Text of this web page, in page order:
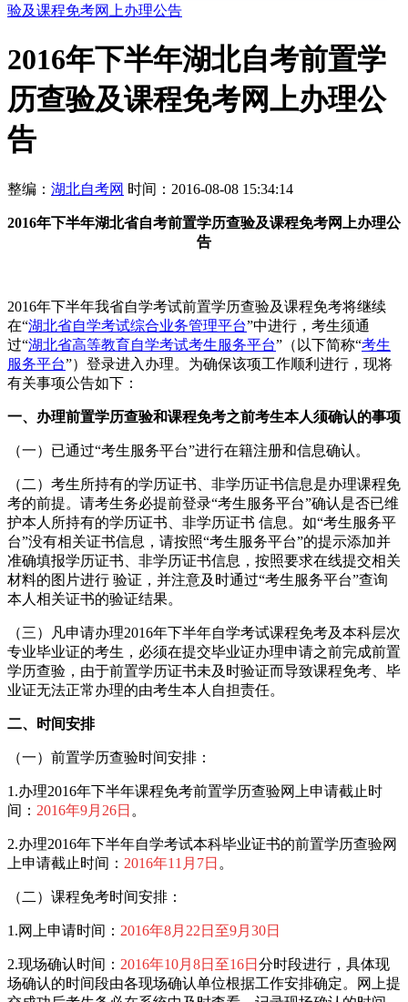
验及课程免考网上办理公告
2016年下半年湖北自考前置学
历查验及课程免考网上办理公
告
整编： 湖北自考网 时间：2016-08-08 15:34:14
2016年下半年湖北省自考前置学历查验及课程免考网上办理公
告
2016年下半年我省自学考试前置学历查验及课程免考将继续
在“湖北省自学考试综合业务管理平台”中进行，考生须通
过“湖北省高等教育自学考试考生服务平台”（以下简称“考生
服务平台”）登录进入办理。为确保该项工作顺利进行，现将
有关事项公告如下：
一、办理前置学历查验和课程免考之前考生本人须确认的事项
（一）已通过“考生服务平台”进行在籍注册和信息确认。
（二）考生所持有的学历证书、非学历证书信息是办理课程免
考的前提。请考生务必提前登录“考生服务平台”确认是否已维
护本人所持有的学历证书、非学历证书 信息。如“考生服务平
台”没有相关证书信息，请按照“考生服务平台”的提示添加并
准确填报学历证书、非学历证书信息，按照要求在线提交相关
材料的图片进行 验证，并注意及时通过“考生服务平台”查询
本人相关证书的验证结果。
（三）凡申请办理2016年下半年自学考试课程免考及本科层次
专业毕业证的考生，必须在提交毕业证办理申请之前完成前置
学历查验，由于前置学历证书未及时验证而导致课程免考、毕
业证无法正常办理的由考生本人自担责任。
二、时间安排
（一）前置学历查验时间安排：
1.办理2016年下半年课程免考前置学历查验网上申请截止时
间： 2016年9月26日 。
2.办理2016年下半年自学考试本科毕业证书的前置学历查验网
上申请截止时间： 2016年11月7日 。
（二）课程免考时间安排：
1.网上申请时间： 2016年8月22日至9月30日
2.现场确认时间： 2016年10月8日至16日 分时段进行，具体现
场确认的时间段由各现场确认单位根据工作安排确定。网上提